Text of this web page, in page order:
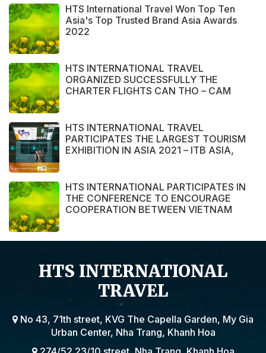
HTS International Travel Won Top Ten
Asia's Top Trusted Brand Asia Awards
2022
HTS INTERNATIONAL TRAVEL
ORGANIZED SUCCESSFULLY THE
CHARTER FLIGHTS CAN THO – CAM
HTS INTERNATIONAL TRAVEL
PARTICIPATES THE LARGEST TOURISM
EXHIBITION IN ASIA 2021 – ITB ASIA,
HTS INTERNATIONAL PARTICIPATES IN
THE CONFERENCE TO ENCOURAGE
COOPERATION BETWEEN VIETNAM
POLAND
HTS INTERNATIONAL
TRAVEL
No 43, 71th street, KVG The Capella Garden, My Gia
Urban Center, Nha Trang, Khanh Hoa